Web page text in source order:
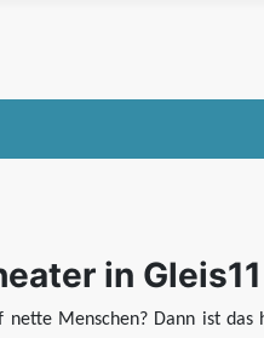
in Gleis11
nette Menschen? Dann ist